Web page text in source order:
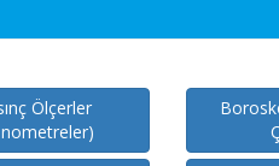
Ölçerler